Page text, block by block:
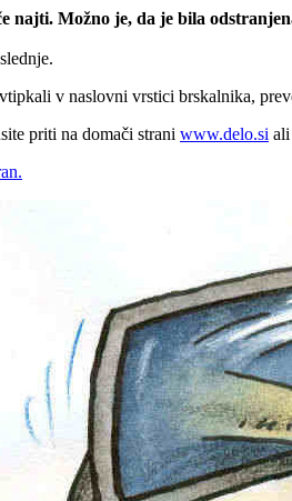
najti. Možno je, da je bila
v naslovni vrstici brskalnika,
priti na domači strani www.delo.si ali